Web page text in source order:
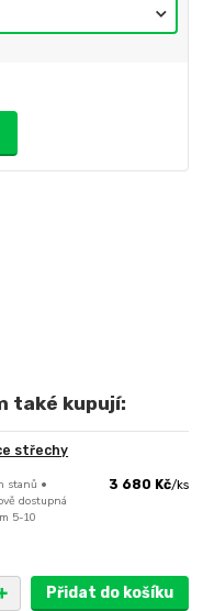
také kupují:
střechy
stanů •
dostupná
5-10
3 680 Kč/ks
Přidat do košíku